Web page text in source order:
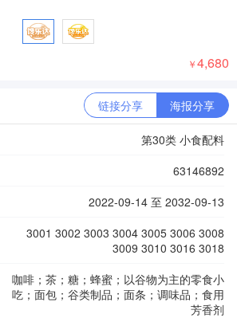
￥4,680
链接分享 海报分享
第30类 小食配料
63146892
2022-09-14 至 2032-09-13
3001 3002 3003 3004 3005 3006 3008
3009 3010 3016 3018
咖啡；茶；糖；蜂蜜；以谷物为主的零食小
吃；面包；谷类制品；面条；调味品；食用
芳香剂